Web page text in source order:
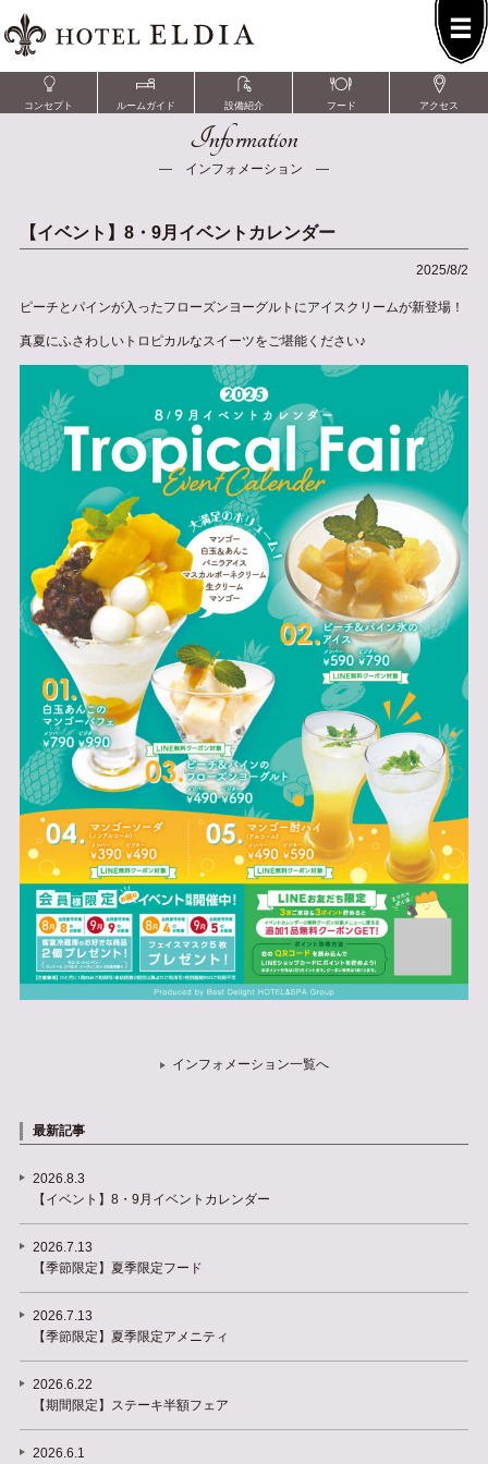
コンセプト ルームガイド 設備紹介 フード アクセス
Information
― インフォメーション ―
【イベント】8・9月イベントカレンダー
2025/8/2
ピーチとパインが入ったフローズンヨーグルトにアイスクリームが新登場！
真夏にふさわしいトロピカルなスイーツをご堪能ください♪
インフォメーション一覧へ
最新記事
2026.8.3
【イベント】8・9月イベントカレンダー
2026.7.13
【季節限定】夏季限定フード
2026.7.13
【季節限定】夏季限定アメニティ
2026.6.22
【期間限定】ステーキ半額フェア
2026.6.1